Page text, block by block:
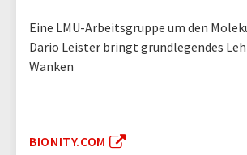
Eine LMU-Arbeitsgruppe um den
Dario Leister bringt grundlegendes
Wanken
BIONITY.COM